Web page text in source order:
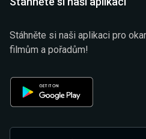
Stáhněte si naši aplikaci pro
filmům a pořadům!